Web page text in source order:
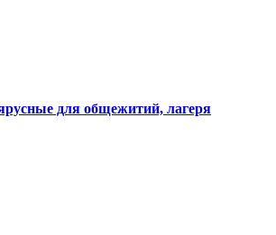
для общежитий, лагеря